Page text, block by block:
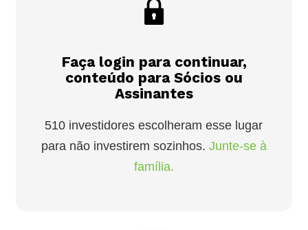
Faça login para continuar,
conteúdo para Sócios ou
Assinantes
510 investidores escolheram esse lugar
para não investirem sozinhos. Junte-se à
família.